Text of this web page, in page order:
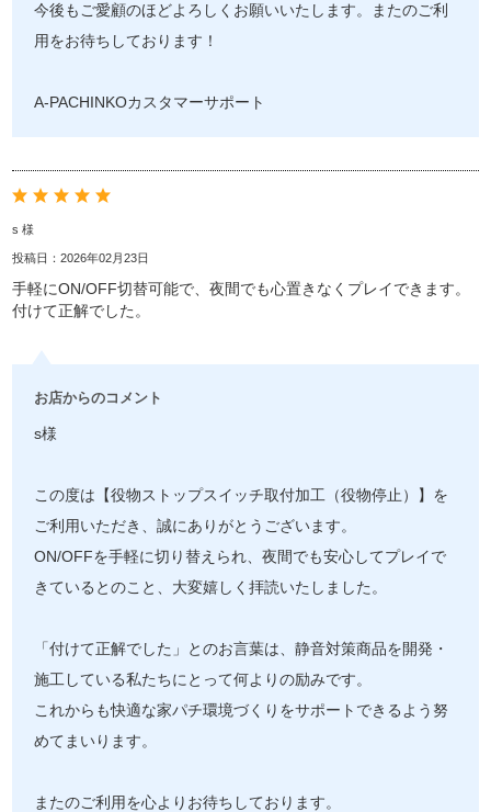
今後もご愛顧のほどよろしくお願いいたします。またのご利
用をお待ちしております！
A-PACHINKOカスタマーサポート
s 様
投稿日：2026年02月23日
手軽にON/OFF切替可能で、夜間でも心置きなくプレイできます。
付けて正解でした。
お店からのコメント
s様
この度は【役物ストップスイッチ取付加工（役物停止）】を
ご利用いただき、誠にありがとうございます。
ON/OFFを手軽に切り替えられ、夜間でも安心してプレイで
きているとのこと、大変嬉しく拝読いたしました。
「付けて正解でした」とのお言葉は、静音対策商品を開発・
施工している私たちにとって何よりの励みです。
これからも快適な家パチ環境づくりをサポートできるよう努
めてまいります。
またのご利用を心よりお待ちしております。